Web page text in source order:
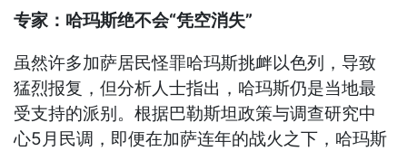
专家：哈玛斯绝不会“凭空消失”
虽然许多加萨居民怪罪哈玛斯挑衅以色列，导致
猛烈报复，但分析人士指出，哈玛斯仍是当地最
受支持的派别。根据巴勒斯坦政策与调查研究中
心5月民调，即便在加萨连年的战火之下，哈玛斯